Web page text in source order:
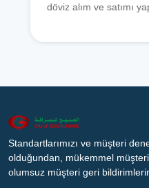
döviz alım ve satımı
Standartlarımızı ve müşteri
olduğundan, mükemmel
olumsuz müşteri geri